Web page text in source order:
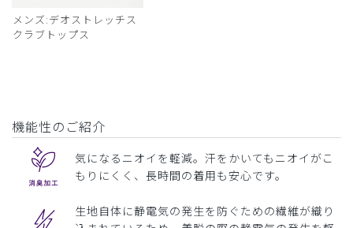
メンズ:デオストレッチス
クラブトップス
機能性のご紹介
気になるニオイを軽減。汗をかいてもニオイがこ
もりにくく、長時間の着用も安心です。
生地自体に静電気の発生を防ぐための繊維が織り